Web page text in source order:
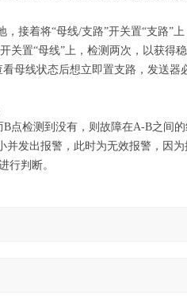
接着将“母线/支路”开关置“支路”
置“母线”上，检测两次，以获得稳
母线状态后想立即置支路，发送器
点检测到没有，则故障在A-B之间的
发出报警，此时为无效报警，因
行判断。